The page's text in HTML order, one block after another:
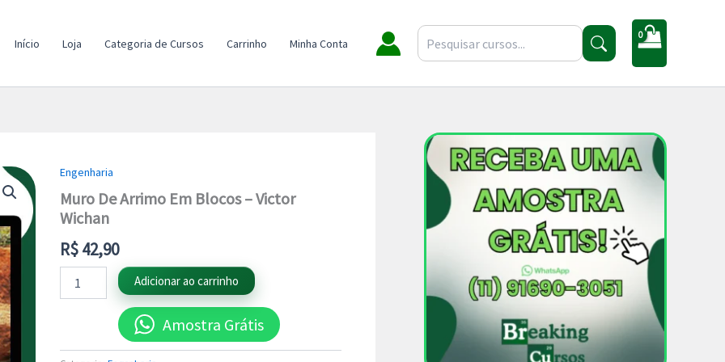
Início Loja Categoria de Cursos Carrinho Minha Conta
Engenharia
Muro De Arrimo Em Blocos – Victor
Wichan
R$42,90
Muro
De
Arrimo
Em
Blocos
-
Victor
Wichan
quantidade
Adicionar ao carrinho
Amostra Grátis